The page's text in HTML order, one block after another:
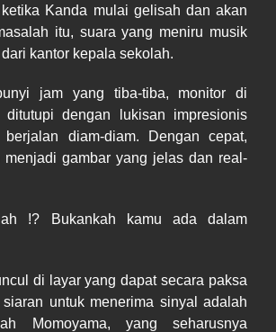
Kanda mulai gelisah dan akan
itu, suara yang meniru musik
kantor kepala sekolah.
jam yang tiba-tiba, monitor di
dengan lukisan impresionis
diam-diam. Dengan cepat,
menjadi gambar yang jelas dan real-
!? Bukankah kamu ada dalam
di layar yang dapat secara paksa
untuk menerima sinyal adalah
Momoyama, yang seharusnya